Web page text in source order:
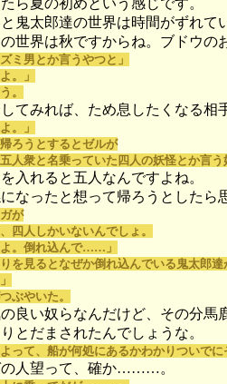
ら夏の初めという感じです。
鬼太郎達の世界は時間がずれ
世界は秋ですからね。ブドウの
ミ男とか言うやつと」
。」
。
てみれば、ため息したくなる相
。」
ろうとするとゼルが
人衆と名乗っていた四人の妖怪とか言
入れると五人なんですよね。
なったと想って帰ろうとしたら
が
四人しかいないんでしょ。
。倒れ込んで……」
見るとなぜか倒れ込んでいる鬼太郎達
ぶやいた。
良い奴らなんだけど、その分馬
とだまされたんでしょうな。
て、船が何処にあるかわかりついでに
人望って、確か………。